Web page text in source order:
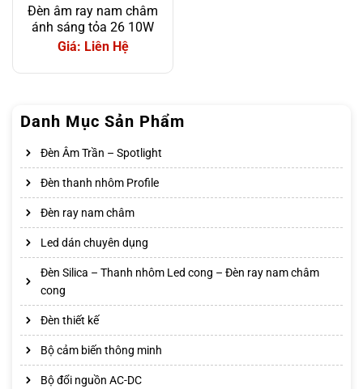
Danh Mục Sản Phẩm
Đèn Âm Trần – Spotlight
Đèn thanh nhôm Profile
Đèn ray nam châm
Led dán chuyên dụng
Đèn Silica – Thanh nhôm Led cong – Đèn ray nam châm
cong
Đèn thiết kế
Bộ cảm biến thông minh
Bộ đổi nguồn AC-DC
Đèn âm ray nam châm
ánh sáng tỏa 26 10W
Giá: Liên Hệ